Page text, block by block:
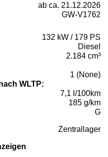
ab ca. 21.12.2026
GW-V1762
132 kW / 179 PS
Diesel
2.184 cm³
1 (None)
WLTP:
7,1 l/100km
185 g/km
G
Zentrallager